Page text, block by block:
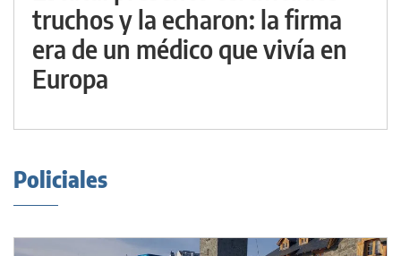
truchos y la echaron: la firma
era de un médico que vivía en
Europa
Policiales